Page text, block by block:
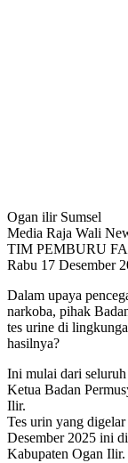
Ogan ilir Sumsel
Media Raja Wali
TIM PEMBURU
Rabu 17 Desember
Dalam upaya
narkoba, pihak
tes urine di
hasilnya?
Ini mulai dari seluruh
Ketua Badan
Ilir.
Tes urin yang
Desember 2025 ini
Kabupaten Ogan Ilir.